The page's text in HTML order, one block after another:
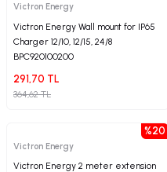
Victron Energy
Victron Energy Wall mount for IP65
Charger 12/10, 12/15, 24/8
BPC920100200
291,70 TL
364,62 TL
%20
Victron Energy
Victron Energy 2 meter extension